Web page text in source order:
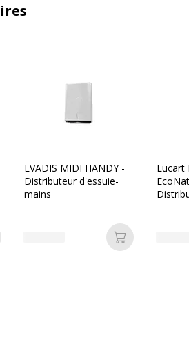
Rossignol
au panier
EVADIS MIDI HANDY -
Distributeur d'essuie-
mains
Ajouter au
Lucart